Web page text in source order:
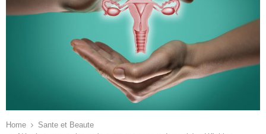
Home
Sante et Beaute